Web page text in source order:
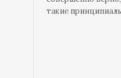
такие